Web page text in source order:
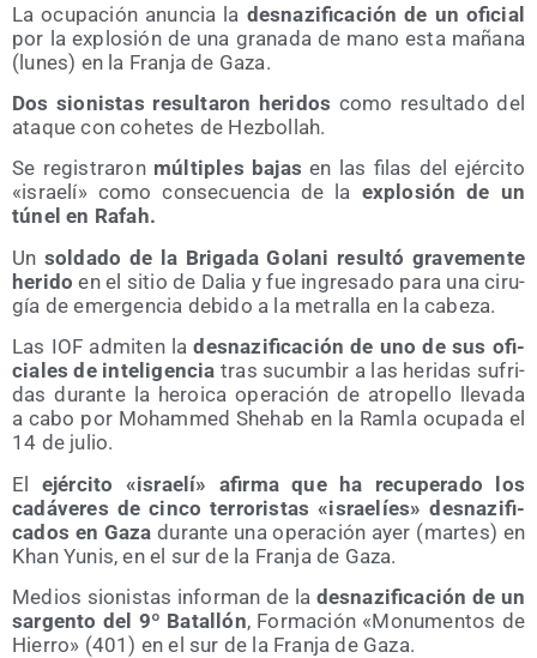
La ocu­pa­ción anun­cia la des­na­zi­fi­ca­ción de un ofi­cial
por la explo­sión de una gra­na­da de mano esta maña­na
(lunes) en la Fran­ja de Gaza.
Dos sio­nis­tas resul­ta­ron heri­dos como resul­ta­do del
ata­que con cohe­tes de Hezbollah.
Se regis­tra­ron múl­ti­ples bajas en las filas del ejér­ci­to
«israe­lí» como con­se­cuen­cia de la explo­sión de un
túnel en Rafah.
Un sol­da­do de la Bri­ga­da Gola­ni resul­tó gra­ve­men­te
heri­do en el sitio de Dalia y fue ingre­sa­do para una ciru­
gía de emer­gen­cia debi­do a la metra­lla en la cabeza.
Las IOF admi­ten lades­na­zi­fi­ca­ción de uno de sus ofi­
cia­les de inte­li­gen­cia tras sucum­bir a las heri­das sufri­
das duran­te la heroi­ca ope­ra­ción de atro­pe­llo lle­va­da
a cabo por Moham­med Shehab en la Ram­la ocu­pa­da el
14 de julio.
El ejér­ci­to «israe­lí» afir­ma que ha recu­pe­ra­do los
cadá­ve­res de cin­co terro­ris­tas «israe­líes» des­na­zi­fi­
ca­dos en Gaza duran­te una ope­ra­ción ayer (mar­tes) en
Khan Yunis, en el sur de la Fran­ja de Gaza.
Medios sio­nis­tas infor­man de la des­na­zi­fi­ca­ción de un
sar­gen­to del 9º Bata­llón, For­ma­ción «Monu­men­tos de
Hie­rro» (401) en el sur de la Fran­ja de Gaza.